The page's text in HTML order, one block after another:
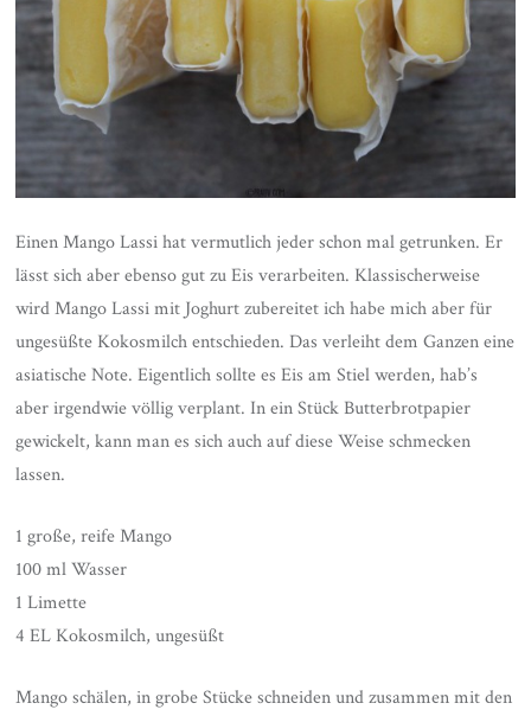
Einen Mango Lassi hat vermutlich jeder schon mal getrunken. Er
lässt sich aber ebenso gut zu Eis verarbeiten. Klassischerweise
wird Mango Lassi mit Joghurt zubereitet ich habe mich aber für
ungesüßte Kokosmilch entschieden. Das verleiht dem Ganzen eine
asiatische Note. Eigentlich sollte es Eis am Stiel werden, hab’s
aber irgendwie völlig verplant. In ein Stück Butterbrotpapier
gewickelt, kann man es sich auch auf diese Weise schmecken
lassen.
1 große, reife Mango
100 ml Wasser
1 Limette
4 EL Kokosmilch, ungesüßt
Mango schälen, in grobe Stücke schneiden und zusammen mit den